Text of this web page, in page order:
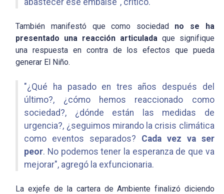
También manifestó que como sociedad no se ha
presentado una reacción articulada que signifique
una respuesta en contra de los efectos que pueda
generar El Niño.
"¿Qué ha pasado en tres años después del
último?, ¿cómo hemos reaccionado como
sociedad?, ¿dónde están las medidas de
urgencia?, ¿seguimos mirando la crisis climática
como eventos separados? Cada vez va ser
peor. No podemos tener la esperanza de que va
mejorar", agregó la exfuncionaria.
La exjefe de la cartera de Ambiente finalizó diciendo